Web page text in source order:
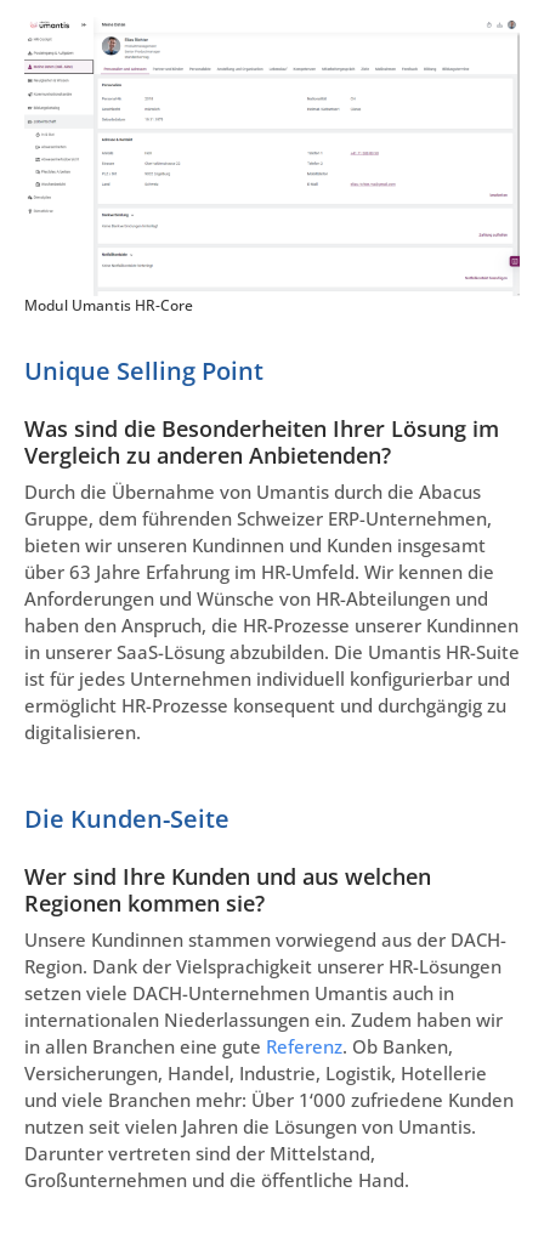
Modul Umantis HR-Core
Unique Selling Point
Was sind die Besonderheiten Ihrer Lösung im
Vergleich zu anderen Anbietenden?
Durch die Übernahme von Umantis durch die Abacus
Gruppe, dem führenden Schweizer ERP-Unternehmen,
bieten wir unseren Kundinnen und Kunden insgesamt
über 63 Jahre Erfahrung im HR-Umfeld. Wir kennen die
Anforderungen und Wünsche von HR-Abteilungen und
haben den Anspruch, die HR-Prozesse unserer Kundinnen
in unserer SaaS-Lösung abzubilden. Die Umantis HR-Suite
ist für jedes Unternehmen individuell konfigurierbar und
ermöglicht HR-Prozesse konsequent und durchgängig zu
digitalisieren.
Die Kunden-Seite
Wer sind Ihre Kunden und aus welchen
Regionen kommen sie?
Unsere Kundinnen stammen vorwiegend aus der DACH-
Region. Dank der Vielsprachigkeit unserer HR-Lösungen
setzen viele DACH-Unternehmen Umantis auch in
internationalen Niederlassungen ein. Zudem haben wir
in allen Branchen eine gute Referenz. Ob Banken,
Versicherungen, Handel, Industrie, Logistik, Hotellerie
und viele Branchen mehr: Über 1‘000 zufriedene Kunden
nutzen seit vielen Jahren die Lösungen von Umantis.
Darunter vertreten sind der Mittelstand,
Großunternehmen und die öffentliche Hand.